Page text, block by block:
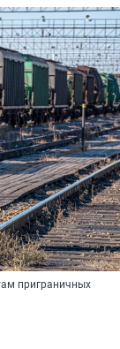
приграничных